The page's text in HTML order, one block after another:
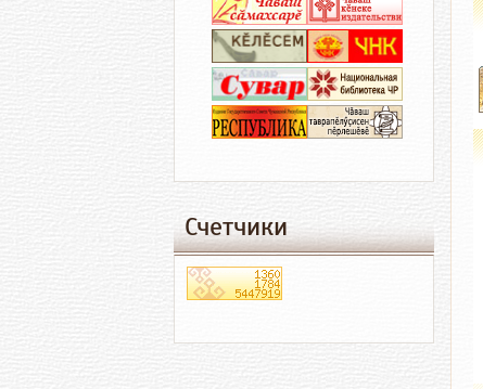
Счетчики